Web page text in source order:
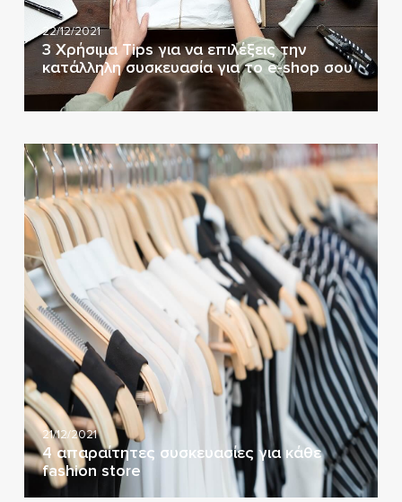
22/12/2021
3 Χρήσιμα Tips για να επιλέξεις την
κατάλληλη συσκευασία για το e-shop σου
21/12/2021
4 απαραίτητες συσκευασίες για κάθε
fashion store